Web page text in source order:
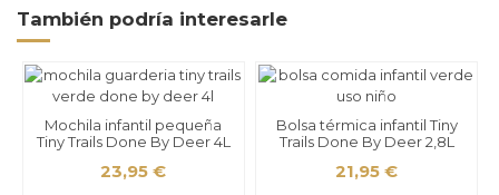
También podría interesarle
Mochila infantil pequeña
Tiny Trails Done By Deer 4L
23,95 €
Bolsa térmica infantil Tiny
Trails Done By Deer 2,8L
21,95 €